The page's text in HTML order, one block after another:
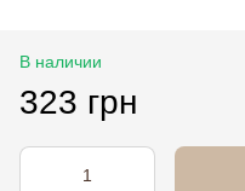
В наличии
323 грн